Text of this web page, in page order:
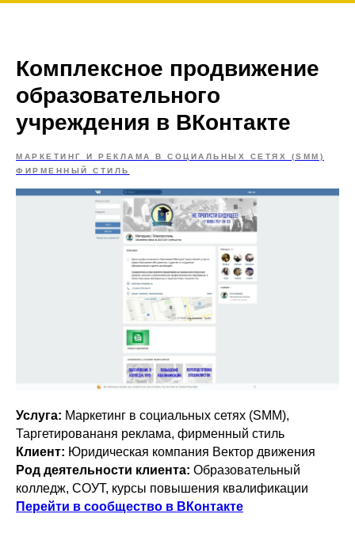
Комплексное продвижение
образовательного
учреждения в ВКонтакте
МАРКЕТИНГ И РЕКЛАМА В СОЦИАЛЬНЫХ СЕТЯХ (SMM)
ФИРМЕННЫЙ СТИЛЬ
Услуга: Маркетинг в социальных сетях (SMM),
Таргетировананя реклама, фирменный стиль
Клиент: Юридическая компания Вектор движения
Род деятельности клиента: Образовательный
колледж, СОУТ, курсы повышения квалификации
Перейти в сообщество в ВКонтакте